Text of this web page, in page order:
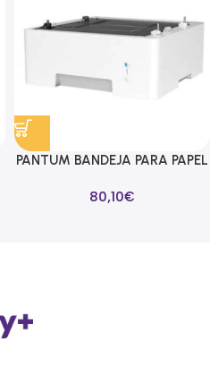
PANTUM BANDEJA PARA PAPEL
BM5100
80,10€